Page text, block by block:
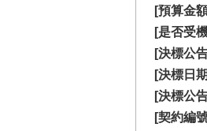
[預算金
[是否受
[決標公
[決標日
[決標公
[契約編